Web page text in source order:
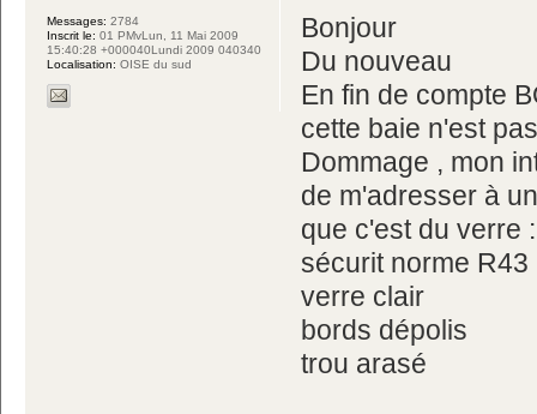
Bonjour
Du nouveau
En fin de compte
cette baie n'est
Dommage , mon
de m'adresser à
que c'est du verre :
sécurit norme
verre clair
bords dépolis
trou arasé
Messages: 2784
Inscrit le: 01 PMvLun, 11 Mai 2009
15:40:28 +000040Lundi 2009 040340
Localisation: OISE du sud